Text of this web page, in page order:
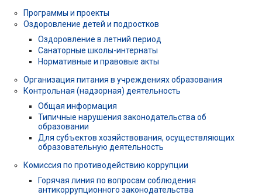
Программы и проекты
Оздоровление детей и подростков
Оздоровление в летний период
Санаторные школы-интернаты
Нормативные и правовые акты
Организация питания в учреждениях образования
Контрольная (надзорная) деятельность
Общая информация
Типичные нарушения законодательства об
образовании
Для субъектов хозяйствования, осуществляющих
образовательную деятельность
Комиссия по противодействию коррупции
Горячая линия по вопросам соблюдения
антикоррупционного законодательства